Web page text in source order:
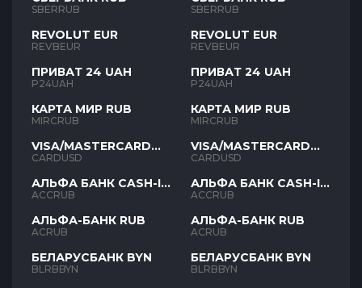
SBERRUB
REVOLUT EUR
REVBEUR
ПРИВАТ 24 UAH
P24UAH
КАРТА МИР RUB
MIRCRUB
VISA/MASTERCARD
USD
CARDUSD
АЛЬФА БАНК CASH-IN
RUB
ACCRUB
АЛЬФА-БАНК RUB
ACRUB
БЕЛАРУСБАНК BYN
BLRBBYN
SBERRUB
REVOLUT EUR
REVBEUR
ПРИВАТ 24 UAH
P24UAH
КАРТА МИР RUB
MIRCRUB
VISA/MASTERCARD
USD
CARDUSD
АЛЬФА БАНК CASH-IN
RUB
ACCRUB
АЛЬФА-БАНК RUB
ACRUB
БЕЛАРУСБАНК BYN
BLRBBYN